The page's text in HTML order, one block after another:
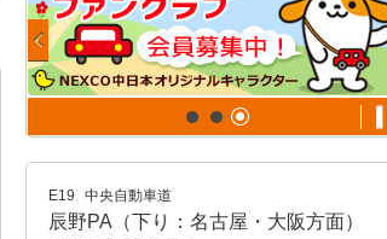
E19 中央自動車道
辰野PA（下り：名古屋・大阪方面）